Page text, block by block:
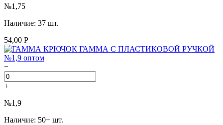
№1,75
Наличие: 37 шт.
54,00 Р
−
+
№1,9
Наличие: 50+ шт.